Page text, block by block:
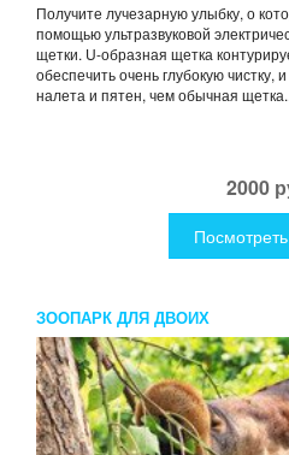
Получите лучезарную улыбку, о
помощью ультразвуковой
щетки. U-образная щетка
обеспечить очень глубокую чистку,
налета и пятен, чем обычная
2000
ЗООПАРК ДЛЯ ДВОИХ